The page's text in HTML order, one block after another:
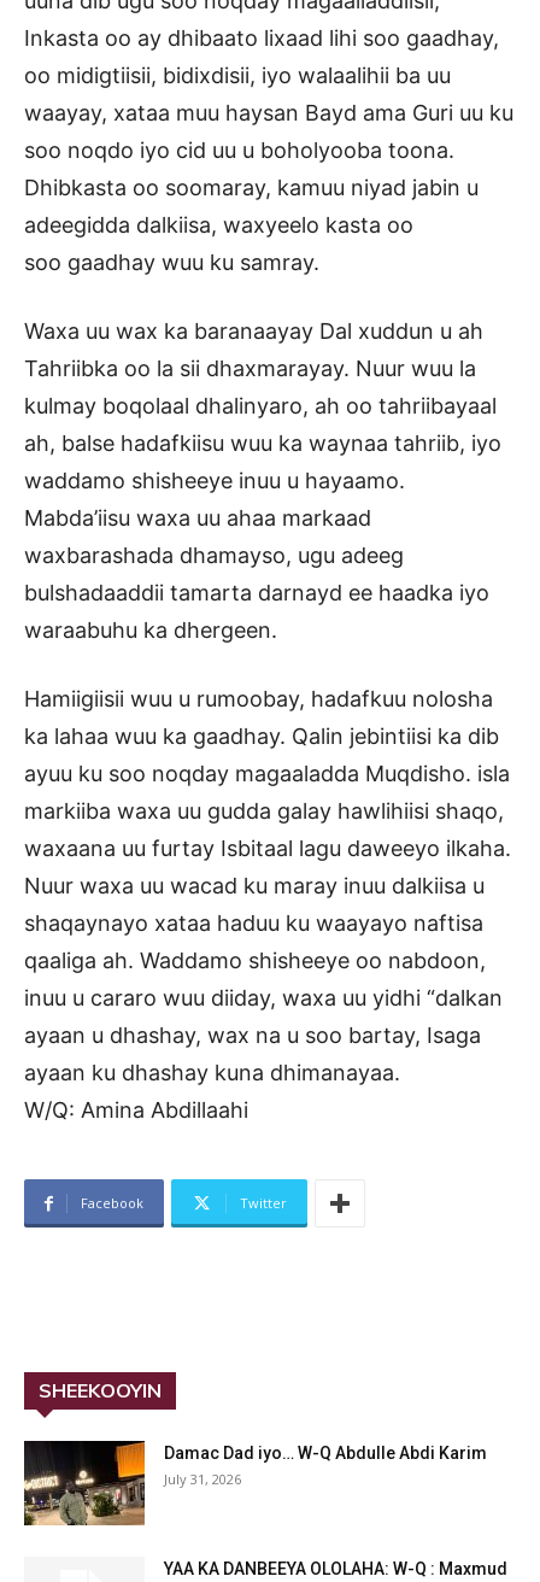
Inkasta oo ay dhibaato lixaad lihi soo gaadhay,
oo midigtiisii, bidixdisii, iyo walaalihii ba uu
waayay, xataa muu haysan Bayd ama Guri uu ku
soo noqdo iyo cid uu u boholyooba toona.
Dhibkasta oo soomaray, kamuu niyad jabin u
adeegidda dalkiisa, waxyeelo kasta oo
soo gaadhay wuu ku samray.
Waxa uu wax ka baranaayay Dal xuddun u ah
Tahriibka oo la sii dhaxmarayay. Nuur wuu la
kulmay boqolaal dhalinyaro, ah oo tahriibayaal
ah, balse hadafkiisu wuu ka waynaa tahriib, iyo
waddamo shisheeye inuu u hayaamo.
Mabda’iisu waxa uu ahaa markaad
waxbarashada dhamayso, ugu adeeg
bulshadaaddii tamarta darnayd ee haadka iyo
waraabuhu ka dhergeen.
Hamiigiisii wuu u rumoobay, hadafkuu nolosha
ka lahaa wuu ka gaadhay. Qalin jebintiisi ka dib
ayuu ku soo noqday magaaladda Muqdisho. isla
markiiba waxa uu gudda galay hawlihiisi shaqo,
waxaana uu furtay Isbitaal lagu daweeyo ilkaha.
Nuur waxa uu wacad ku maray inuu dalkiisa u
shaqaynayo xataa haduu ku waayayo naftisa
qaaliga ah. Waddamo shisheeye oo nabdoon,
inuu u cararo wuu diiday, waxa uu yidhi “dalkan
ayaan u dhashay, wax na u soo bartay, Isaga
ayaan ku dhashay kuna dhimanayaa.
W/Q: Amina Abdillaahi
Facebook Twitter
SHEEKOOYIN
Damac Dad iyo… W-Q Abdulle Abdi Karim
July 31, 2026
YAA KA DANBEEYA OLOLAHA: W-Q : Maxmud